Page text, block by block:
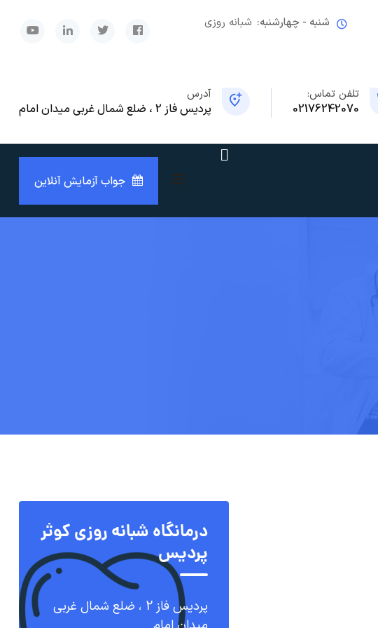
شنبه - چهارشنبه:شبانه روزی
تلفن تماس:
02176242070
آدرس
پردیس فاز 2 ، ضلع شمال غربی میدان امام
جواب آزمایش آنلاین
درمانگاه شبانه روزی کوثر
پردیس
پردیس فاز 2 ، ضلع شمال غربی